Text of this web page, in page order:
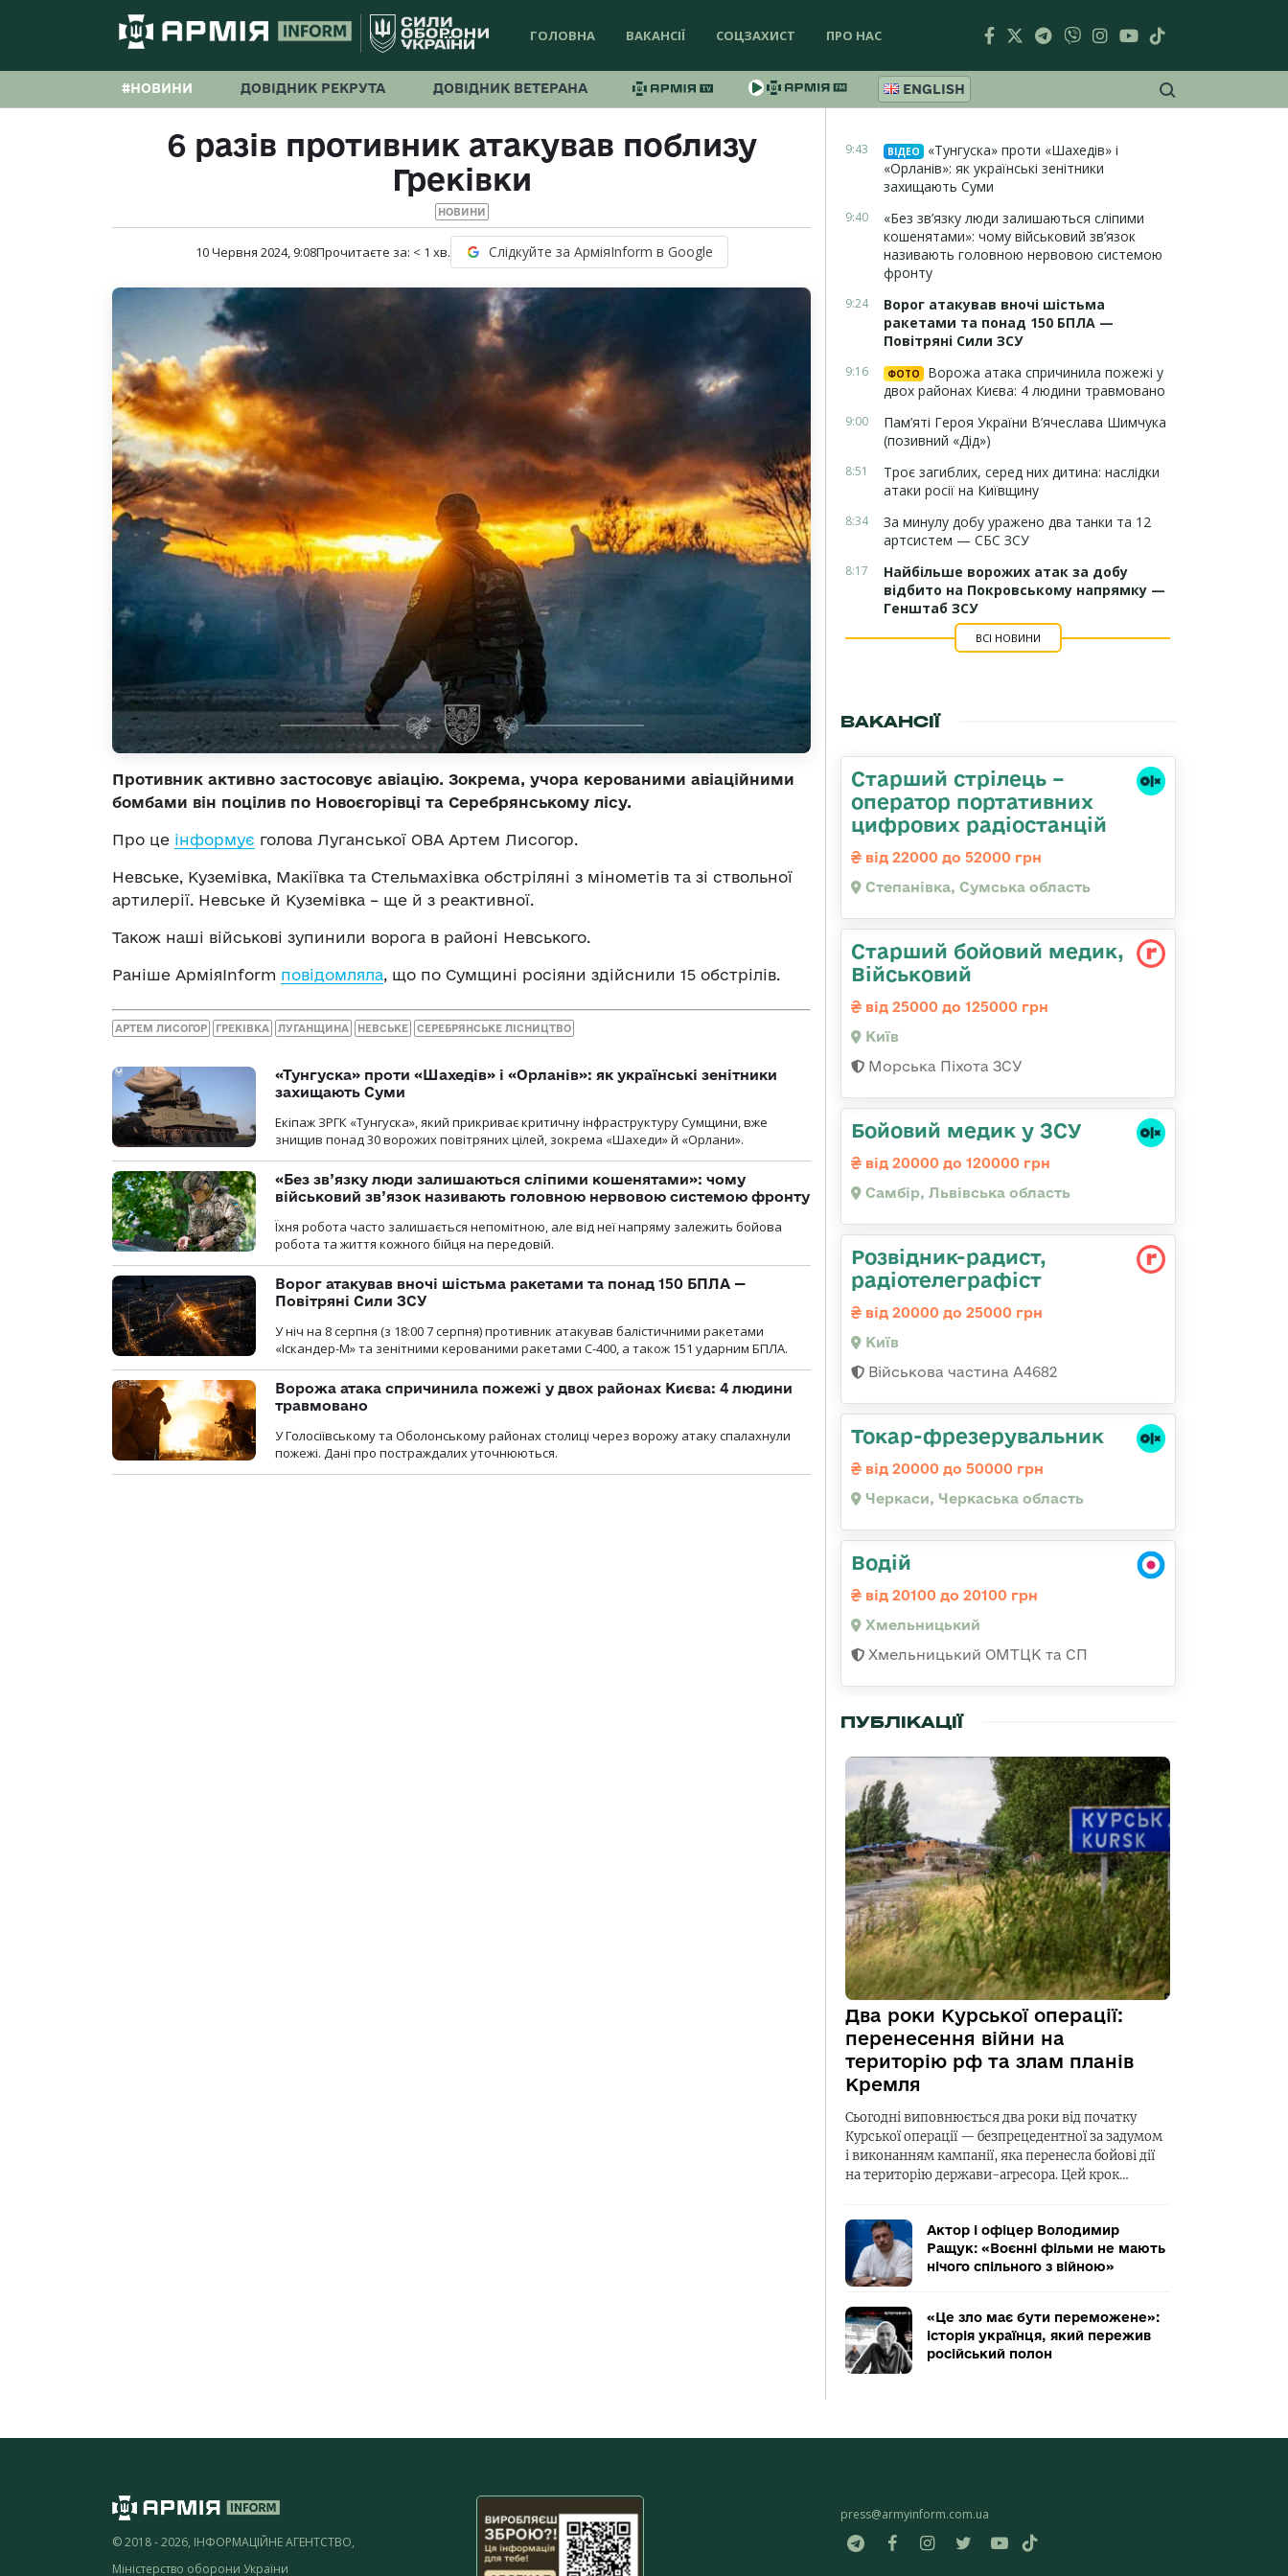
ГОЛОВНА ВАКАНСІЇ СОЦЗАХИСТ ПРО НАС
#НОВИНИ ДОВІДНИК РЕКРУТА ДОВІДНИК ВЕТЕРАНА ENGLISH
6 разів противник атакував поблизу
Греківки
НОВИНИ
10 Червня 2024, 9:08Прочитаєте за: < 1 хв. Слідкуйте за АрміяInform в Google
Противник активно застосовує авіацію. Зокрема, учора керованими авіаційними
бомбами він поцілив по Новоєгорівці та Серебрянському лісу.
Про це інформує голова Луганської ОВА Артем Лисогор.
Невське, Куземівка, Макіївка та Стельмахівка обстріляні з мінометів та зі ствольної
артилерії. Невське й Куземівка – ще й з реактивної.
Також наші військові зупинили ворога в районі Невського.
Раніше АрміяInform повідомляла, що по Сумщині росіяни здійснили 15 обстрілів.
АРТЕМ ЛИСОГОР ГРЕКІВКА ЛУГАНЩИНА НЕВСЬКЕ СЕРЕБРЯНСЬКЕ ЛІСНИЦТВО
«Тунгуска» проти «Шахедів» і «Орланів»: як українські зенітники
захищають Суми
Екіпаж ЗРГК «Тунгуска», який прикриває критичну інфраструктуру Сумщини, вже
знищив понад 30 ворожих повітряних цілей, зокрема «Шахеди» й «Орлани».
«Без зв’язку люди залишаються сліпими кошенятами»: чому
військовий зв’язок називають головною нервовою системою фронту
Їхня робота часто залишається непомітною, але від неї напряму залежить бойова
робота та життя кожного бійця на передовій.
Ворог атакував вночі шістьма ракетами та понад 150 БПЛА —
Повітряні Сили ЗСУ
У ніч на 8 серпня (з 18:00 7 серпня) противник атакував балістичними ракетами
«Іскандер-М» та зенітними керованими ракетами С-400, а також 151 ударним БПЛА.
Ворожа атака спричинила пожежі у двох районах Києва: 4 людини
травмовано
У Голосіївському та Оболонському районах столиці через ворожу атаку спалахнули
пожежі. Дані про постраждалих уточнюються.
9:43 ВІДЕО
«Тунгуска» проти «Шахедів» і
«Орланів»: як українські зенітники
захищають Суми
9:40
«Без зв’язку люди залишаються сліпими
кошенятами»: чому військовий зв’язок
називають головною нервовою системою
фронту
9:24
Ворог атакував вночі шістьма
ракетами та понад 150 БПЛА —
Повітряні Сили ЗСУ
9:16 ФОТО
Ворожа атака спричинила пожежі у
двох районах Києва: 4 людини травмовано
9:00
Пам’яті Героя України В’ячеслава Шимчука
(позивний «Дід»)
8:51
Троє загиблих, серед них дитина: наслідки
атаки росії на Київщину
8:34
За минулу добу уражено два танки та 12
артсистем — СБС ЗСУ
8:17
Найбільше ворожих атак за добу
відбито на Покровському напрямку —
Генштаб ЗСУ
ВСІ НОВИНИ
ВАКАНСІЇ
Старший стрілець –
оператор портативних
цифрових радіостанцій
від 22000 до 52000 грн
Степанівка, Сумська область
Старший бойовий медик,
Військовий
від 25000 до 125000 грн
Київ
Морська Піхота ЗСУ
Бойовий медик у ЗСУ
від 20000 до 120000 грн
Самбір, Львівська область
Розвідник-радист,
радіотелеграфіст
від 20000 до 25000 грн
Київ
Військова частина А4682
Токар-фрезерувальник
від 20000 до 50000 грн
Черкаси, Черкаська область
Водій
від 20100 до 20100 грн
Хмельницький
Хмельницький ОМТЦК та СП
ПУБЛІКАЦІЇ
Два роки Курської операції:
перенесення війни на
територію рф та злам планів
Кремля
Сьогодні виповнюється два роки від початку
Курської операції — безпрецедентної за задумом
і виконанням кампанії, яка перенесла бойові дії
на територію держави-агресора. Цей крок…
Актор і офіцер Володимир
Ращук: «Воєнні фільми не мають
нічого спільного з війною»
«Це зло має бути переможене»:
історія українця, який пережив
російський полон
© 2018 - 2026, ІНФОРМАЦІЙНЕ АГЕНТСТВО,
Міністерство оборони України
press@armyinform.com.ua